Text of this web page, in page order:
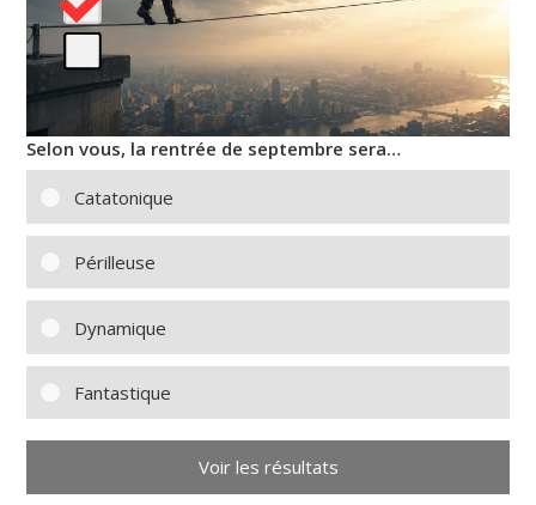
Selon vous, la rentrée de septembre sera…
Catatonique
Périlleuse
Dynamique
Fantastique
Voir les résultats